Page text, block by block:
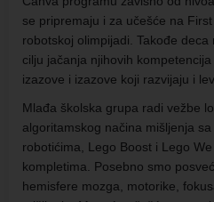
se pripremaju i za učešće na
robotskoj olimpijadi. Takođe
cilju jačanja njihovih
izazove i izazove koji razvijaju i
Mlađa školska grupa radi vežbe
algoritamskog načina mišljenja
robotićima, Lego Boost i Lego
kompletima. Posebno smo
hemisfere mozga, motorike,